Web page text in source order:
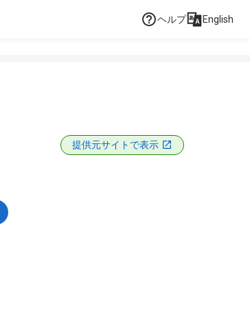
ヘルプ English
提供元サイトで表示